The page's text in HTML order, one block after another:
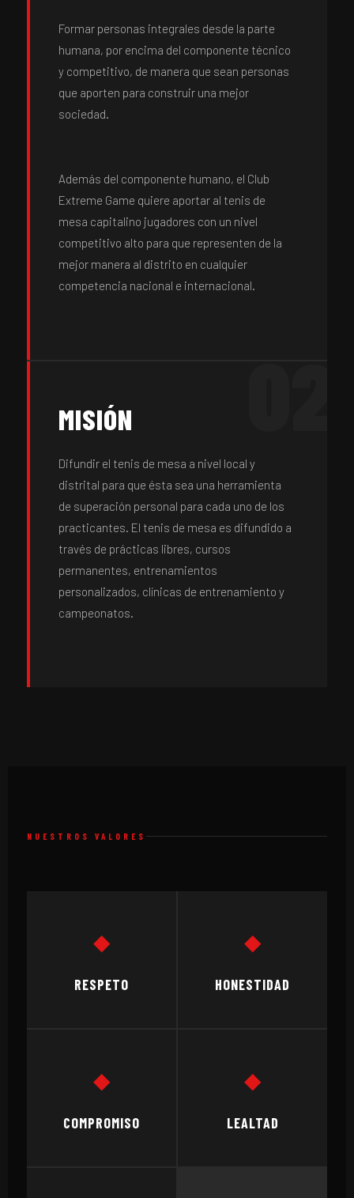
Formar personas integrales desde la parte
humana, por encima del componente técnico
y competitivo, de manera que sean personas
que aporten para construir una mejor
sociedad.
Además del componente humano, el Club
Extreme Game quiere aportar al tenis de
mesa capitalino jugadores con un nivel
competitivo alto para que representen de la
mejor manera al distrito en cualquier
competencia nacional e internacional.
MISIÓN
Difundir el tenis de mesa a nivel local y
distrital para que ésta sea una herramienta
de superación personal para cada uno de los
practicantes. El tenis de mesa es difundido a
través de prácticas libres, cursos
permanentes, entrenamientos
personalizados, clínicas de entrenamiento y
campeonatos.
NUESTROS VALORES
◆
RESPETO
◆
HONESTIDAD
◆
COMPROMISO
◆
LEALTAD